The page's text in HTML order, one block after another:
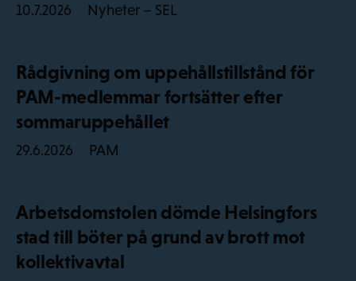
10.7.2026 Nyheter – SEL
Rådgivning om uppehållstillstånd för
PAM-medlemmar fortsätter efter
sommaruppehållet
29.6.2026 PAM
Arbetsdomstolen dömde Helsingfors
stad till böter på grund av brott mot
kollektivavtal